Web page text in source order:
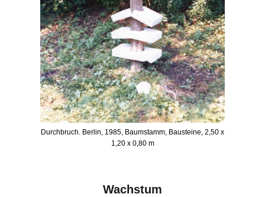
Durchbruch. Berlin, 1985, Baumstamm, Bausteine, 2,50 x
1,20 x 0,80 m
Wachstum